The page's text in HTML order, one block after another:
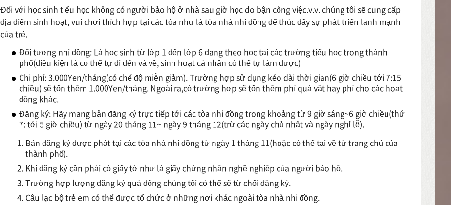
Đối với học sinh tiểu học không có người bảo hộ ở nhà sau giờ học do bận công việc.v.v. chúng tôi sẽ cung cấp
địa điểm sinh hoạt, vui chơi thích hợp tại các tòa như là tòa nhà nhi đồng để thúc đẩy sự phát triển lành mạnh
của trẻ.
Đối tượng nhi đồng: Là học sinh từ lớp 1 đến lớp 6 đang theo học tại các trường tiểu học trong thành
phố(điều kiện là có thể tự đi đến và về, sinh hoạt cá nhân có thể tự làm được)
Chi phí: 3.000Yen/tháng(có chế độ miễn giảm). Trường hợp sử dụng kéo dài thời gian(6 giờ chiều tới 7:15
chiều) sẽ tốn thêm 1.000Yen/tháng. Ngoài ra,có trường hợp sẽ tốn thêm phí quà vặt hay phí cho các hoạt
động khác.
Đăng ký: Hãy mang bản đăng ký trực tiếp tới các tòa nhi đồng trong khoảng từ 9 giờ sáng~6 giờ chiều(thứ
7: tới 5 giờ chiều) từ ngày 20 tháng 11~ ngày 9 tháng 12(trừ các ngày chủ nhật và ngày nghỉ lễ).
Bản đăng ký được phát tại các tòa nhà nhi đồng từ ngày 1 tháng 11(hoặc có thể tải về từ trang chủ của
thành phố).
Khi đăng ký cần phải có giấy tờ như là giấy chứng nhận nghề nghiệp của người bảo hộ.
Trường hợp lượng đăng ký quá đông chúng tôi có thể sẽ từ chối đăng ký.
Câu lạc bộ trẻ em có thể được tổ chức ở những nơi khác ngoài tòa nhà nhi đồng.